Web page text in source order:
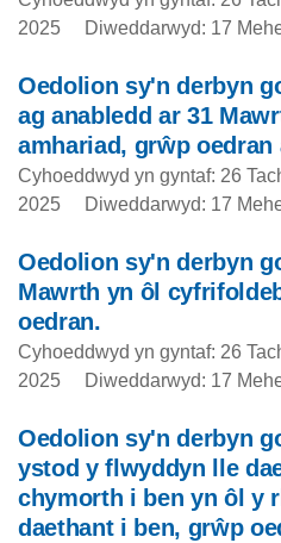
2025
Diweddarwyd: 17
Oedolion sy'n derbyn
ag anabledd ar 31
amhariad, grŵp oedran
Cyhoeddwyd yn gyntaf: 26
2025
Diweddarwyd: 17
Oedolion sy'n derbyn
Mawrth yn ôl
oedran.
Cyhoeddwyd yn gyntaf: 26
2025
Diweddarwyd: 17
Oedolion sy'n derbyn
ystod y flwyddyn lle
chymorth i ben yn ôl y
daethant i ben, grŵp